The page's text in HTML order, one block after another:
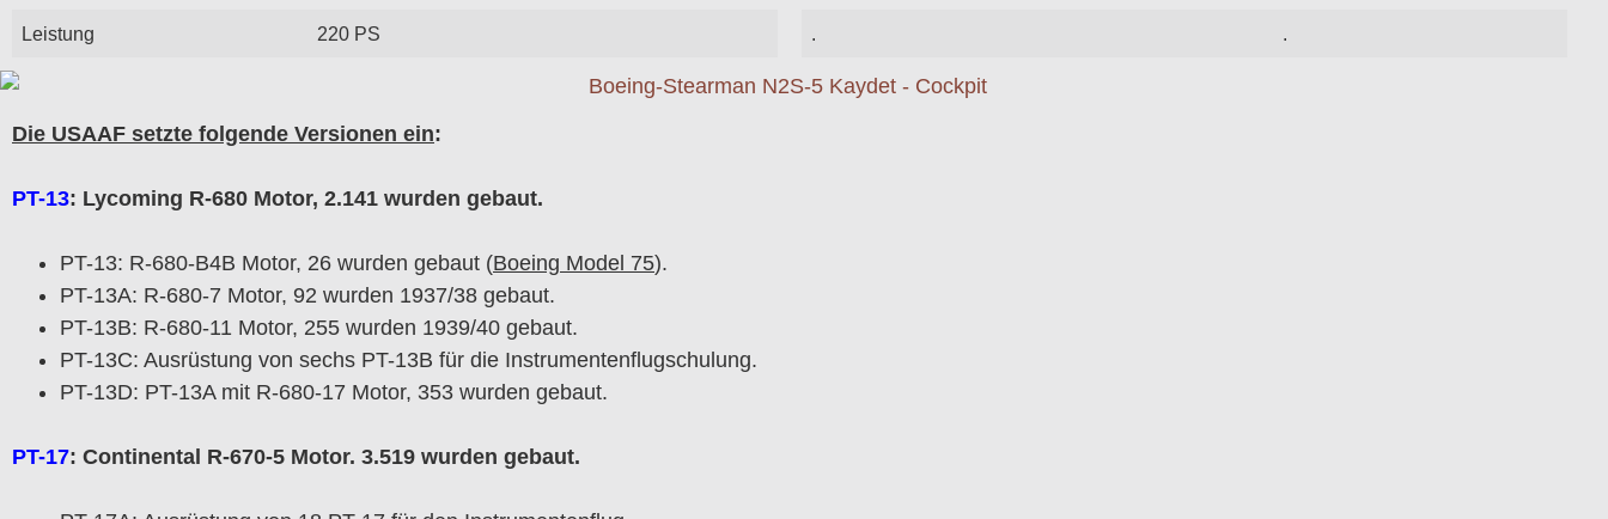
Leistung 220 PS
Die USAAF setzte folgende Versionen ein:
PT-13: Lycoming R-680 Motor, 2.141 wurden gebaut.
PT-13: R-680-B4B Motor, 26 wurden gebaut (Boeing Model 75).
PT-13A: R-680-7 Motor, 92 wurden 1937/38 gebaut.
PT-13B: R-680-11 Motor, 255 wurden 1939/40 gebaut.
PT-13C: Ausrüstung von sechs PT-13B für die Instrumentenflugschulung.
PT-13D: PT-13A mit R-680-17 Motor, 353 wurden gebaut.
PT-17: Continental R-670-5 Motor. 3.519 wurden gebaut.